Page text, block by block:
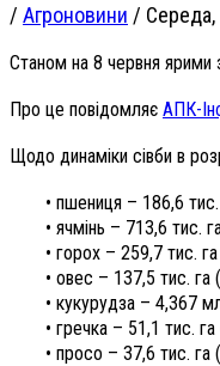
/ Агроновини /
Станом на 8 червня ярими
Про це повідомляє АПК-
Щодо динаміки сівби в
• пшениця – 186,6
• ячмінь – 713,6 тис.
• горох – 259,7 тис.
• овес – 137,5 тис. га
• кукурудза – 4,367
• гречка – 51,1 тис.
• просо – 37,6 тис. га